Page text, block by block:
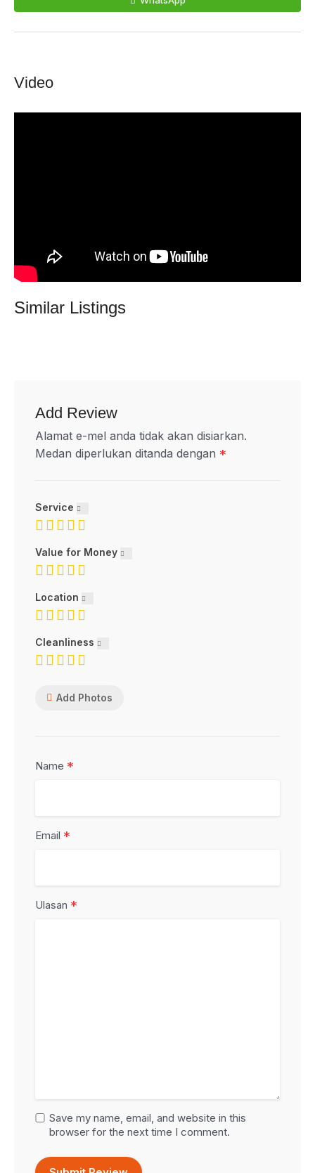
Video
Similar Listings
Add Review
Alamat e-mel anda tidak akan disiarkan.
Medan diperlukan ditanda dengan *
Service
Value for Money
Location
Cleanliness
Add Photos
Name *
Email *
Ulasan *
Save my name, email, and website in this
browser for the next time I comment.